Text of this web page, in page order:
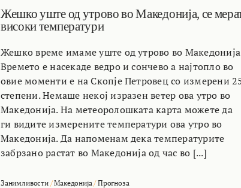
Жешко уште од утрово во Македонија, се
високи температури
Жешко време имаме уште од утрово во
Времето е насекаде ведро и сончево а најтопло во
овие моменти е на Скопје Петровец со измерени
степени. Немаше некој изразен ветер ова утро во
Македонија. На метеоролошката карта можете да
ги видите измерените температури ова утро во
Македонија. Да напоменам дека температурите
забрзано растат во Македонија од час во [...]
Занимливости/Македонија /Прогноза